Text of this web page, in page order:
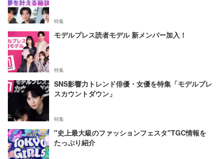
特集
モデルプレス読者モデル 新メンバー加入！
特集
SNS影響力トレンド俳優・女優を特集「モデルプレ
スカウントダウン」
特集
"史上最大級のファッションフェスタ"TGC情報を
たっぷり紹介